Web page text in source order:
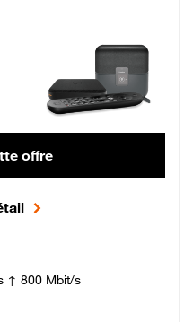
42,99 € par mois, Engagement 12 mois
offre
↑ 800 Mbit/s